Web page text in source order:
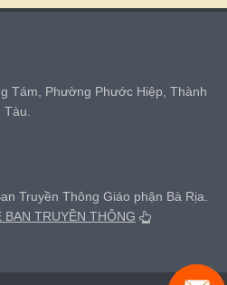
Tám, Phường Phước Hiệp, Thành
Truyền Thông Giáo phận Bà Rịa.
BAN TRUYỀN THÔNG